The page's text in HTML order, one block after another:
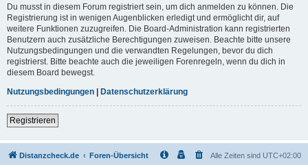
Du musst in diesem Forum registriert sein, um dich anmelden zu können. Die
Registrierung ist in wenigen Augenblicken erledigt und ermöglicht dir, auf
weitere Funktionen zuzugreifen. Die Board-Administration kann registrierten
Benutzern auch zusätzliche Berechtigungen zuweisen. Beachte bitte unsere
Nutzungsbedingungen und die verwandten Regelungen, bevor du dich
registrierst. Bitte beachte auch die jeweiligen Forenregeln, wenn du dich in
diesem Board bewegst.
Nutzungsbedingungen
Datenschutzerklärung
Registrieren
Distanzcheck.de Foren-Übersicht Alle Zeiten sind UTC+02:00